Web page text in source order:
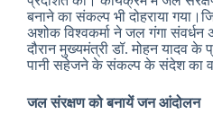
बनाने का संकल्प भी दोहराया
अशोक विश्‍वकर्मा ने जल गंगा
दौरान मुख्‍यमंत्री डॉ. मोहन यादव
पानी सहेजने के संकल्‍प के संदेश का
जल संरक्षण को बनायें जन आंदोलन